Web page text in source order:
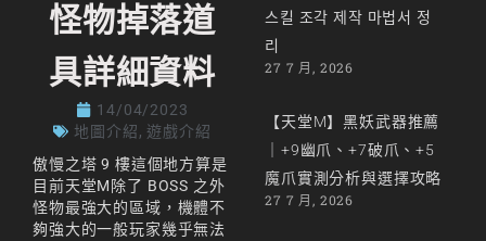
怪物掉落道
具詳細資料
14/04/2023
地圖介紹, 遊戲介紹
傲慢之塔 9 樓這個地方算是
目前天堂M除了 BOSS 之外
怪物最強大的區域，機體不
夠強大的一般玩家幾乎無法
스킬 조각 제작 마법서 정
리
27 7 月, 2026
【天堂M】黑妖武器推薦
｜+9幽爪、+7破爪、+5
魔爪實測分析與選擇攻略
27 7 月, 2026